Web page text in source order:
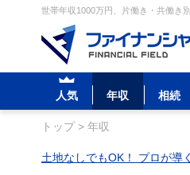
世帯年収1000万円、片働き・共働き
人気 年収 相続
トップ> 年収
土地なしでもOK！ プロが